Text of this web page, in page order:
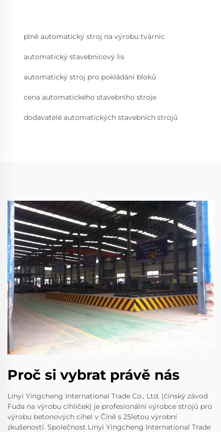
plně automatický stroj na výrobu tvárnic
automatický stavebnicový lis
automatický stroj pro pokládání bloků
cena automatického stavebního stroje
dodavatelé automatických stavebních strojů
Proč si vybrat právě nás
Linyi Yingcheng International Trade Co., Ltd. (čínský závod
Fuda na výrobu cihliček) je profesionální výrobce strojů pro
výrobu betonových cihel v Číně s 25letou výrobní
zkušeností. Společnost Linyi Yingcheng International Trade